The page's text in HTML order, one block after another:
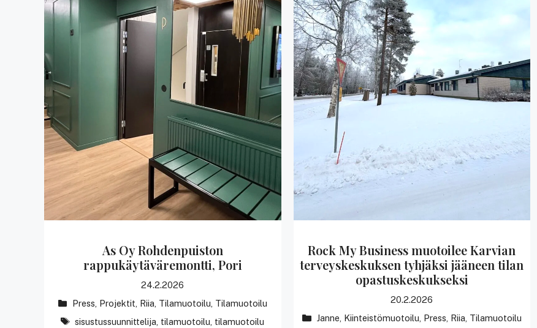
As Oy Rohdenpuiston
rappukäytäväremontti, Pori
24.2.2026
Kategoriat
Press Projektit Riia Tilamuotoilu Tilamuotoilu
avainsanat
sisustussuunnittelija tilamuotoilu tilamuotoilu
Rock My Business muotoilee Karvian
terveyskeskuksen tyhjäksi jääneen tilan
opastuskeskukseksi
20.2.2026
Kategoriat
Janne Kiinteistömuotoilu Press Riia Tilamuotoilu